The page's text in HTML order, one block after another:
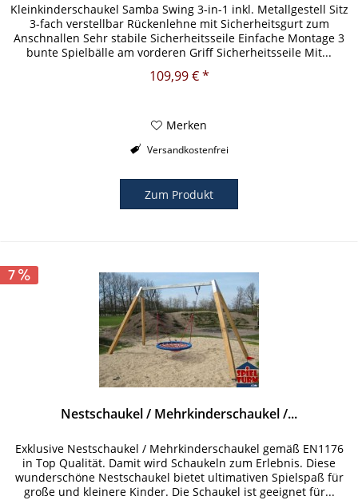
Kleinkinderschaukel Samba Swing 3-in-1 inkl. Metallgestell Sitz
3-fach verstellbar Rückenlehne mit Sicherheitsgurt zum
Anschnallen Sehr stabile Sicherheitsseile Einfache Montage 3
bunte Spielbälle am vorderen Griff Sicherheitsseile Mit...
109,99 € *
Merken
Versandkostenfrei
Zum Produkt
7
Nestschaukel / Mehrkinderschaukel /...
Exklusive Nestschaukel / Mehrkinderschaukel gemäß EN1176
in Top Qualität. Damit wird Schaukeln zum Erlebnis. Diese
wunderschöne Nestschaukel bietet ultimativen Spielspaß für
große und kleinere Kinder. Die Schaukel ist geeignet für...